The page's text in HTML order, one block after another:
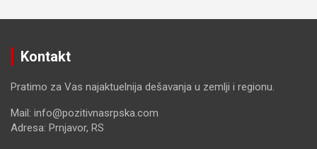
Kontakt
Pratimo za Vas najaktuelnija dešavanja u zemlji i regionu.
Mail: info@pozitivnasrpska.com
Adresa: Prnjavor, RS